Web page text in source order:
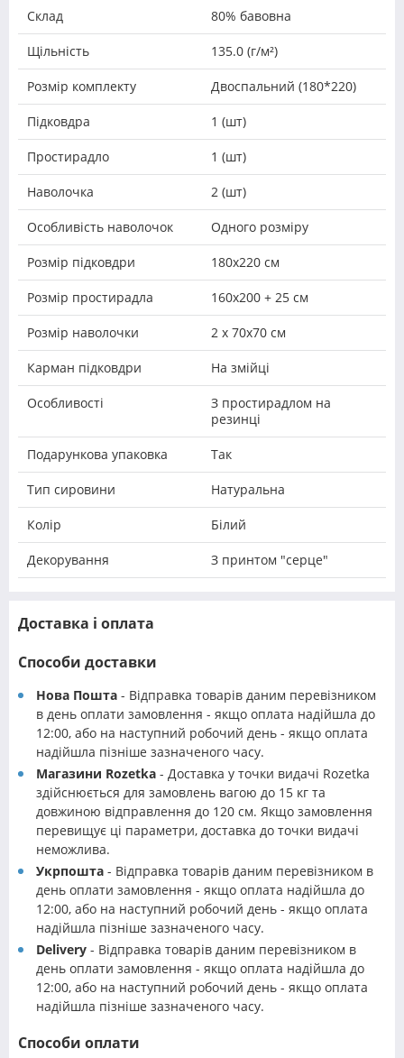
Склад 80% бавовна
Щільність 135.0 (г/м²)
Розмір комплекту Двоспальний (180*220)
Підковдра 1 (шт)
Простирадло 1 (шт)
Наволочка 2 (шт)
Особливість наволочок Одного розміру
Розмір підковдри 180х220 см
Розмір простирадла 160х200 + 25 см
Розмір наволочки 2 х 70х70 см
Карман підковдри На змійці
Особливості
З простирадлом на
резинці
Подарункова упаковка Так
Тип сировини Натуральна
Колір Білий
Декорування З принтом "серце"
Доставка і оплата
Способи доставки
Нова Пошта - Відправка товарів даним перевізником
в день оплати замовлення - якщо оплата надійшла до
12:00, або на наступний робочий день - якщо оплата
надійшла пізніше зазначеного часу.
Магазини Rozetka - Доставка у точки видачі Rozetka
здійснюється для замовлень вагою до 15 кг та
довжиною відправлення до 120 см. Якщо замовлення
перевищує ці параметри, доставка до точки видачі
неможлива.
Укрпошта - Відправка товарів даним перевізником в
день оплати замовлення - якщо оплата надійшла до
12:00, або на наступний робочий день - якщо оплата
надійшла пізніше зазначеного часу.
Delivery - Відправка товарів даним перевізником в
день оплати замовлення - якщо оплата надійшла до
12:00, або на наступний робочий день - якщо оплата
надійшла пізніше зазначеного часу.
Способи оплати